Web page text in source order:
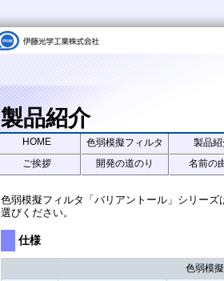
製品紹介
HOME 色弱模擬フィルタ
製品
ご挨拶
開発の道のり 名前の
色弱模擬フィルタ「バリアントール」シリー
選びください。
仕様
色弱模